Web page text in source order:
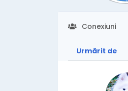
Conexiuni
Urmărit de